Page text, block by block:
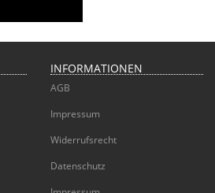
INFORMATIONEN
AGB
Impressum
Widerrufsrecht
Datenschutz